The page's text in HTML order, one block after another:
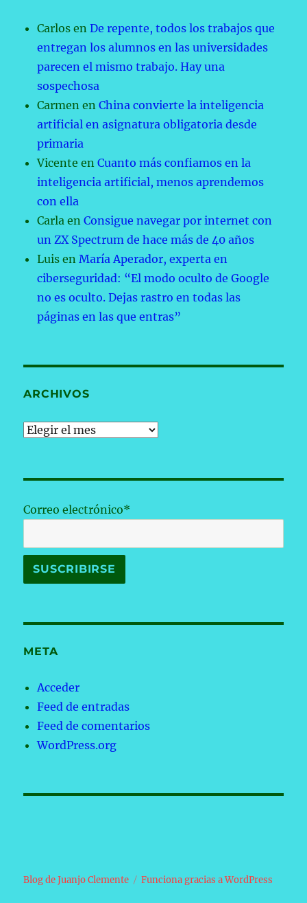
Carlos enDe repente, todos los trabajos que
entregan los alumnos en las universidades
parecen el mismo trabajo. Hay una
sospechosa
Carmen enChina convierte la inteligencia
artificial en asignatura obligatoria desde
primaria
Vicente enCuanto más confiamos en la
inteligencia artificial, menos aprendemos
con ella
Carla enConsigue navegar por internet con
un ZX Spectrum de hace más de 40 años
Luis enMaría Aperador, experta en
ciberseguridad: “El modo oculto de Google
no es oculto. Dejas rastro en todas las
páginas en las que entras”
ARCHIVOS
Archivos
Correo electrónico*
META
Acceder
Feed de entradas
Feed de comentarios
WordPress.org
Blog de Juanjo Clemente Funciona gracias a WordPress